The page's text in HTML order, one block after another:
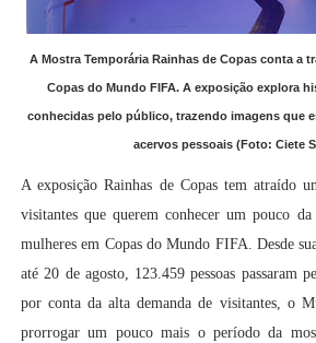
A Mostra Temporária Rainhas de Copas conta a
Copas do Mundo FIFA. A exposição explora
conhecidas pelo público, trazendo imagens que
acervos pessoais (Foto: Ciete
A exposição Rainhas de Copas tem atraído
visitantes que querem conhecer um pouco
mulheres em Copas do Mundo FIFA. Desde
até 20 de agosto, 123.459 pessoas passaram
por conta da alta demanda de visitantes, o
prorrogar um pouco mais o período da